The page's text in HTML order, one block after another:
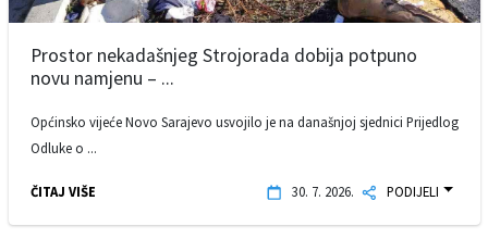
Prostor nekadašnjeg Strojorada dobija potpuno
novu namjenu – ...
Općinsko vijeće Novo Sarajevo usvojilo je na današnjoj sjednici Prijedlog
Odluke o ...
ČITAJ VIŠE 30. 7. 2026. PODIJELI